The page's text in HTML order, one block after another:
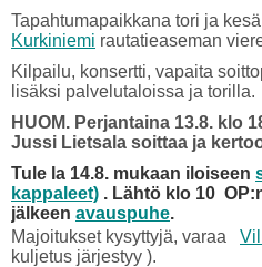
Tapahtumapaikkana tori ja
Kurkiniemi rautatieaseman
Kilpailu, konsertti, vapaita
lisäksi palvelutaloissa ja torilla.
HUOM. Perjantaina 13.8. klo
Jussi Lietsala soittaa ja
Tule la 14.8. mukaan iloiseen
kappaleet) . Lähtö klo 10
jälkeen avauspuhe.
Majoitukset kysyttyjä, varaa
kuljetus järjestyy ).